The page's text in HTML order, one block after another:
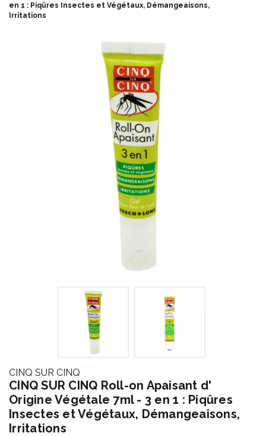
en 1 : Piqûres Insectes et Végétaux, Démangeaisons,
Irritations
CINQ SUR CINQ
CINQ SUR CINQ Roll-on Apaisant d'
Origine Végétale 7ml - 3 en 1 : Piqûres
Insectes et Végétaux, Démangeaisons,
Irritations